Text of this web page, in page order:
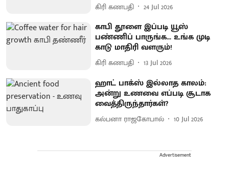
கிரி கணபதி 24 Jul 2026
காபி தூளை இப்படி யூஸ்
பண்ணிப் பாருங்க... உங்க முடி
காடு மாதிரி வளரும்!
கிரி கணபதி 13 Jul 2026
ஹாட் பாக்ஸ் இல்லாத காலம்:
அன்று உணவை எப்படி சூடாக
வைத்திருந்தார்கள்?
கல்பனா ராஜகோபால் 10 Jul 2026
Advertisement